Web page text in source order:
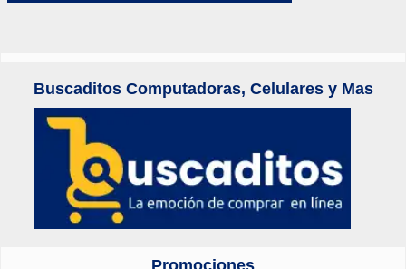
Buscaditos Computadoras, Celulares y Mas
Promociones